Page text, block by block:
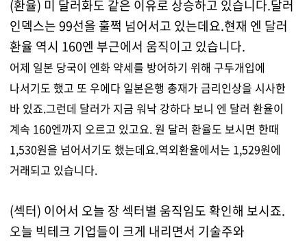
(환율) 미 달러화도 같은 이유로 상승하고 있습니다.달러
인덱스는 99선을 훌쩍 넘어서고 있는데요.현재 엔 달러
환율 역시 160엔 부근에서 움직이고 있습니다.
어제 일본 당국이 엔화 약세를 방어하기 위해 구두개입에
나서기도 했고 또 우에다 일본은행 총재가 금리인상을 시사한
바 있죠.그런데 달러가 지금 워낙 강하다 보니 엔 달러 환율이
계속 160엔까지 오르고 있고요.원 달러 환율도 보시면 한때
1,530원을 넘어서기도 했는데요.역외환율에서는 1,529원에
거래되고 있습니다.
(섹터) 이어서 오늘 장 섹터별 움직임도 확인해 보시죠.
오늘 빅테크 기업들이 크게 내리면서 기술주와